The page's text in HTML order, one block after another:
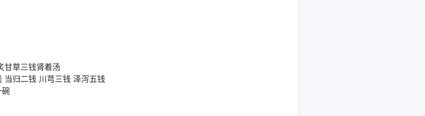
甘草三钱肾着汤
当归二钱 川芎三钱 泽泻五钱
碗